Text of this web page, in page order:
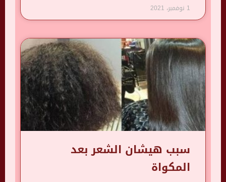
1 نوفمبر، 2021
سبب هيشان الشعر بعد
المكواة